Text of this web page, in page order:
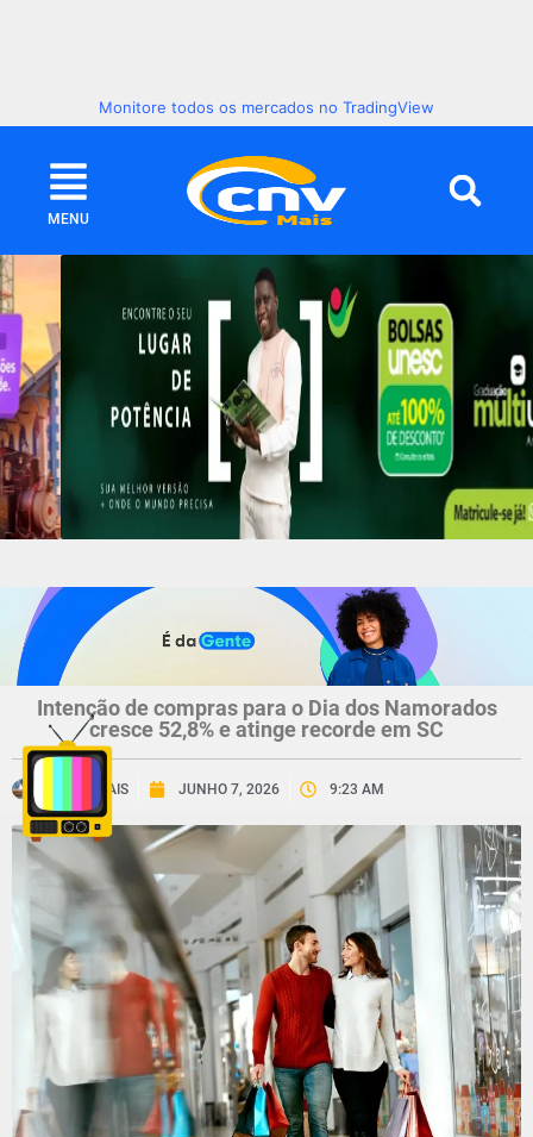
Monitore todos os mercados no TradingView
MENU
Intenção de compras para o Dia dos Namorados
cresce 52,8% e atinge recorde em SC
CNV MAIS JUNHO 7, 2026 9:23 AM